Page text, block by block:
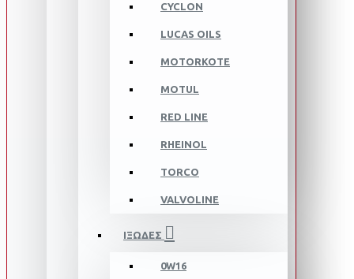
CYCLON
LUCAS OILS
MOTORKOTE
MOTUL
RED LINE
RHEINOL
TORCO
VALVOLINE
ΙΞΩΔΕΣ
0W16